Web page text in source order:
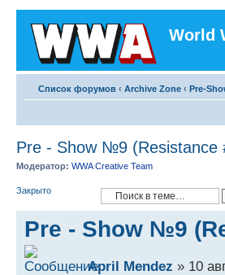
World
Список форумов ‹ Archive Zone ‹ Pre-
Pre - Show №9 (Resistance
Модератор: WWA Creative Team
Закрыто
Pre - Show №9
April Mendez » 10